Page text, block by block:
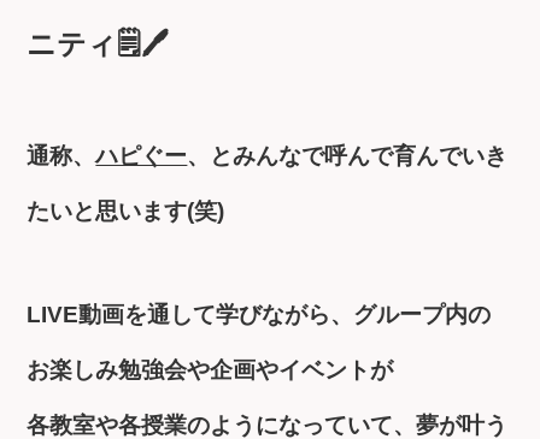
ニティ🗒️🖊️
通称、ハピぐー、とみんなで呼んで育んでいき
たいと思います(笑)
LIVE動画を通して学びながら、グループ内の
お楽しみ勉強会や企画やイベントが
各教室や各授業のようになっていて、夢が叶う